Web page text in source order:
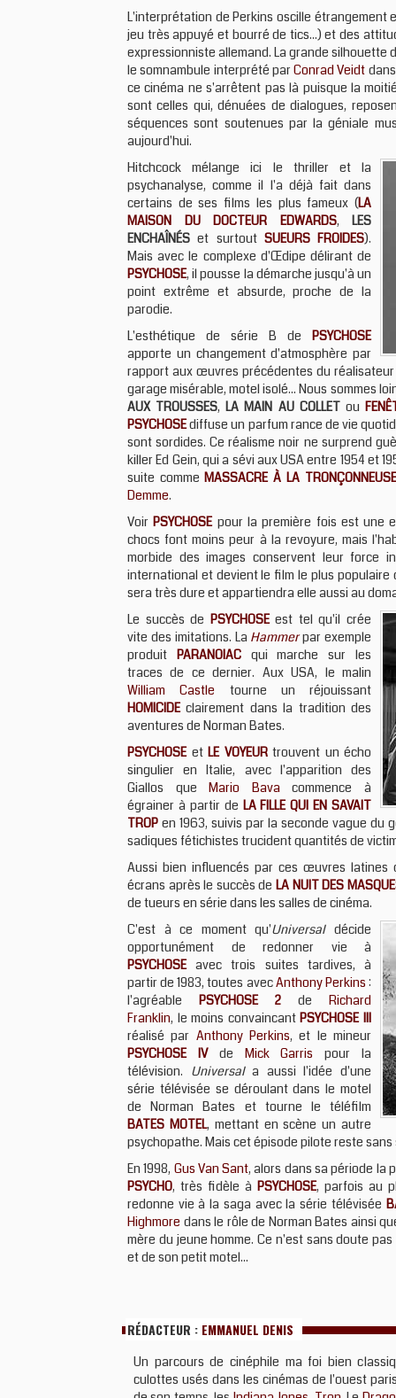
L'interprétation de Perkins oscille étrangement
jeu très appuyé et bourré de tics...) et des
expressionniste allemand. La grande silhouette
le somnambule interprété parConrad Veidt
ce cinéma ne s'arrêtent pas là puisque la
sont celles qui, dénuées de dialogues,
séquences sont soutenues par la géniale
aujourd'hui.
Hitchcock mélange ici le thriller et la
psychanalyse, comme il l'a déjà fait dans
certains de ses films les plus fameux (LA
MAISON DU DOCTEUR EDWARDS, LES
ENCHAÎNÉS et surtout SUEURS FROIDES).
Mais avec le complexe d'Œdipe délirant de
PSYCHOSE, il pousse la démarche jusqu'à un
point extrême et absurde, proche de la
parodie.
L'esthétique de série B de PSYCHOSE
apporte un changement d'atmosphère par
rapport aux œuvres précédentes du
garage misérable, motel isolé... Nous sommes
AUX TROUSSES,LA MAIN AU COLLETou
PSYCHOSEdiffuse un parfum rance de vie
sont sordides. Ce réalisme noir ne surprend
killer Ed Gein, qui a sévi aux USA entre 1954 et
suite commeMASSACRE À LA TRONÇONNEUSE
Demme.
VoirPSYCHOSEpour la première fois est une
chocs font moins peur à la revoyure, mais
morbide des images conservent leur force
international et devient le film le plus
sera très dure et appartiendra elle aussi au
Le succès de PSYCHOSEest tel qu'il crée
vite des imitations. La Hammerpar exemple
produit PARANOIACqui marche sur les
traces de ce dernier. Aux USA, le malin
William Castle tourne un réjouissant
HOMICIDEclairement dans la tradition des
aventures de Norman Bates.
PSYCHOSEet LE VOYEURtrouvent un écho
singulier en Italie, avec l'apparition des
Giallos queMario Bava commence à
égrainer à partir de LA FILLE QUI EN SAVAIT
TROP en 1963, suivis par la seconde vague du
sadiques fétichistes trucident quantités de
Aussi bien influencés par ces œuvres
écrans après le succès de LA NUIT DES
de tueurs en série dans les salles de cinéma.
C'est à ce moment qu'Universaldécide
opportunément de redonner vie à
PSYCHOSEavec trois suites tardives, à
partir de 1983, toutes avecAnthony Perkins :
l'agréable PSYCHOSE 2 de Richard
Franklin, le moins convaincantPSYCHOSE III
réalisé par Anthony Perkins, et le mineur
PSYCHOSE IVde Mick Garris pour la
télévision. Universala aussi l'idée d'une
série télévisée se déroulant dans le motel
de Norman Bates et tourne le téléfilm
BATES MOTEL, mettant en scène un autre
psychopathe. Mais cet épisode pilote reste sans
En 1998, Gus Van Sant, alors dans sa période la
PSYCHO, très fidèle à PSYCHOSE, parfois au
redonne vie à la saga avec la série télévisée
Highmore dans le rôle de Norman Bates ainsi
mère du jeune homme. Ce n'est sans doute
et de son petit motel...
RÉDACTEUR : EMMANUEL DENIS
Un parcours de cinéphile ma foi bien
culottes usés dans les cinémas de l'ouest